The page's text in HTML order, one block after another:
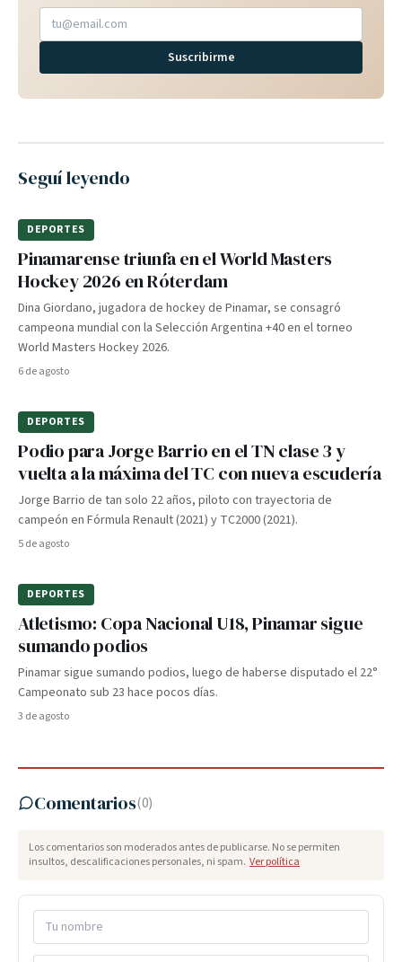
Suscribirme
Seguí leyendo
DEPORTES
Pinamarense triunfa en el World Masters
Hockey 2026 en Róterdam
Dina Giordano, jugadora de hockey de Pinamar, se consagró
campeona mundial con la Selección Argentina +40 en el torneo
World Masters Hockey 2026.
6 de agosto
DEPORTES
Podio para Jorge Barrio en el TN clase 3 y
vuelta a la máxima del TC con nueva escudería
Jorge Barrio de tan solo 22 años, piloto con trayectoria de
campeón en Fórmula Renault (2021) y TC2000 (2021).
5 de agosto
DEPORTES
Atletismo: Copa Nacional U18, Pinamar sigue
sumando podios
Pinamar sigue sumando podios, luego de haberse disputado el 22°
Campeonato sub 23 hace pocos días.
3 de agosto
Comentarios(0)
Los comentarios son moderados antes de publicarse. No se permiten
insultos, descalificaciones personales, ni spam. Ver política